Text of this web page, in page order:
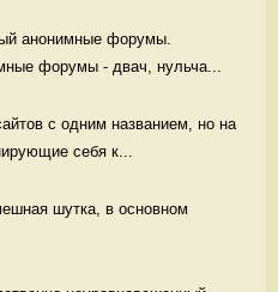
анонимные форумы.
форумы - двач, нульча...
с одним названием, но на
себя к...
шутка, в основном